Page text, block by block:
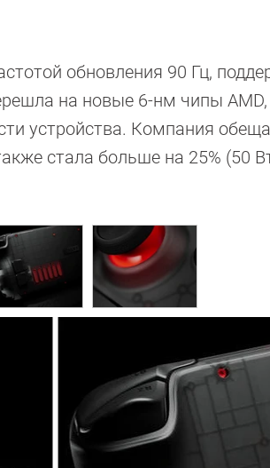
обновления 90 Гц,
на новые 6-нм чипы
устройства. Компания
стала больше на 25% (50